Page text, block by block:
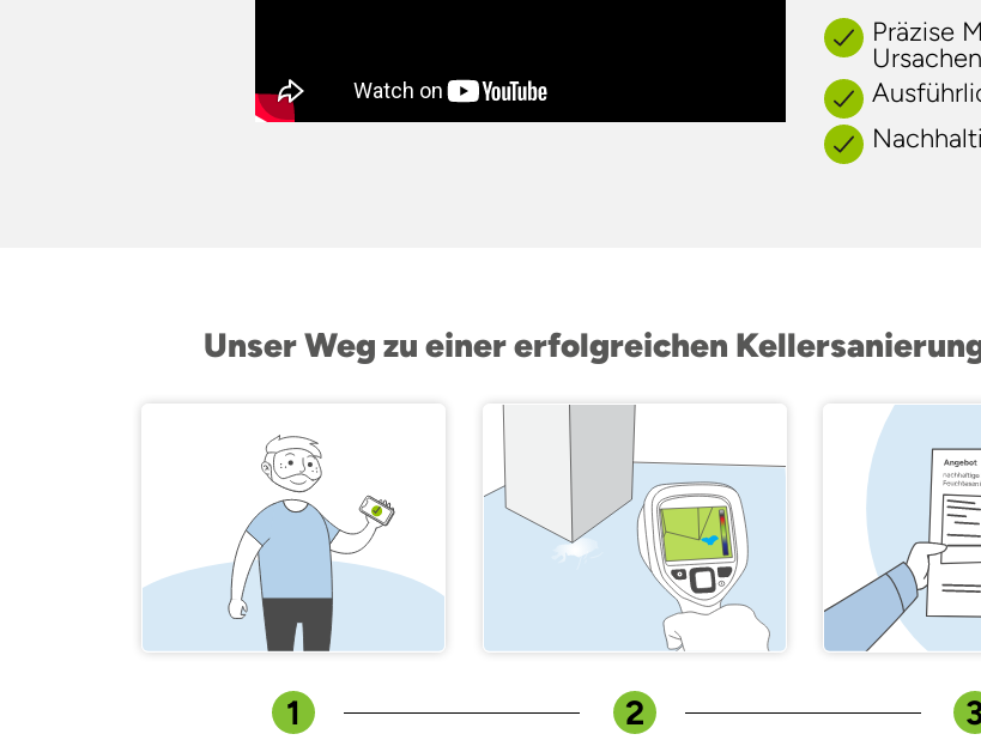
Präzise
Unser Weg zu einer erfolgreichen
1 2